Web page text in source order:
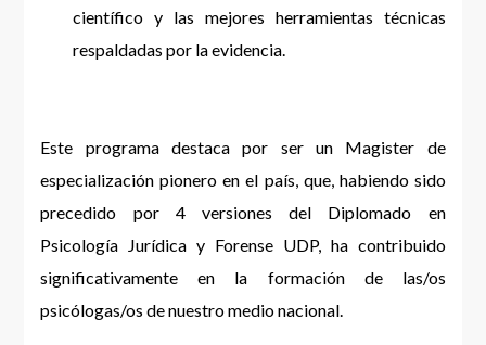
científico y las mejores herramientas técnicas
respaldadas por la evidencia.
Este programa destaca por ser un Magister de
especialización pionero en el país, que, habiendo sido
precedido por 4 versiones del Diplomado en
Psicología Jurídica y Forense UDP, ha contribuido
significativamente en la formación de las/os
psicólogas/os de nuestro medio nacional.